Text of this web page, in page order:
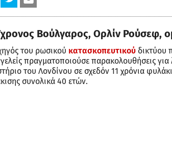
Βούλγαρος, Ορλίν Ρούσεφ,
του ρωσικού κατασκοπευτικού δικτύου
πραγματοποιούσε παρακολουθήσεις
του Λονδίνου σε σχεδόν 11 χρόνια
συνολικά 40 ετών.